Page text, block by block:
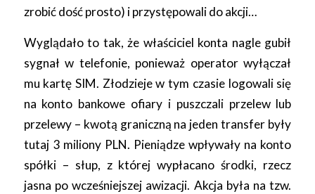
zrobić dość prosto) i przystępowali do akcji…
Wyglądało to tak, że właściciel konta nagle gubił
sygnał w telefonie, ponieważ operator wyłączał
mu kartę SIM. Złodzieje w tym czasie logowali się
na konto bankowe ofiary i puszczali przelew lub
przelewy – kwotą graniczną na jeden transfer były
tutaj 3 miliony PLN. Pieniądze wpływały na konto
spółki – słup, z której wypłacano środki, rzecz
jasna po wcześniejszej awizacji. Akcja była na tzw.